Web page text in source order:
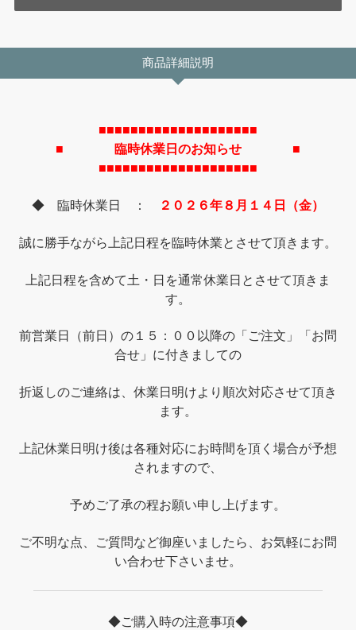
商品詳細説明
■■■■■■■■■■■■■■■■■■■■
■ 臨時休業日のお知らせ ■
■■■■■■■■■■■■■■■■■■■■
◆ 臨時休業日 ： ２０２６年８月１４日（金）
誠に勝手ながら上記日程を臨時休業とさせて頂きます。
上記日程を含めて土・日を通常休業日とさせて頂きま
す。
前営業日（前日）の１５：００以降の「ご注文」「お問
合せ」に付きましての
折返しのご連絡は、休業日明けより順次対応させて頂き
ます。
上記休業日明け後は各種対応にお時間を頂く場合が予想
されますので、
予めご了承の程お願い申し上げます。
ご不明な点、ご質問など御座いましたら、お気軽にお問
い合わせ下さいませ。
◆ご購入時の注意事項◆